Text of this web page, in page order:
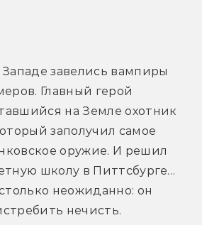
завелись вампиры
Главный герой
на Земле охотник
заполучил самое
оружие. И решил
школу в Питтсбурге…
неожиданно: он
нечисть.